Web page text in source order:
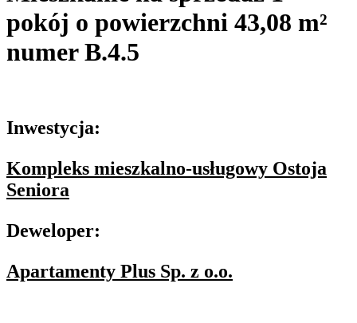
pokój o powierzchni 43,08 m²
numer B.4.5
Inwestycja:
Kompleks mieszkalno-usługowy Ostoja
Seniora
Deweloper:
Apartamenty Plus Sp. z o.o.